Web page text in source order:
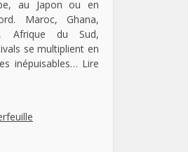
au Japon ou en
Maroc, Ghana,
Afrique du Sud,
se multiplient en
inépuisables… Lire